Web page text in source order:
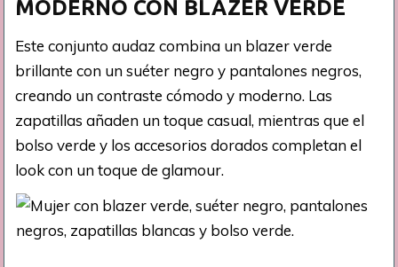
MODERNO CON BLAZER VERDE
Este conjunto audaz combina un blazer verde
brillante con un suéter negro y pantalones negros,
creando un contraste cómodo y moderno. Las
zapatillas añaden un toque casual, mientras que el
bolso verde y los accesorios dorados completan el
look con un toque de glamour.